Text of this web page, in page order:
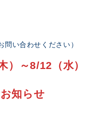
い合わせください）
）～8/12（水）
知らせ